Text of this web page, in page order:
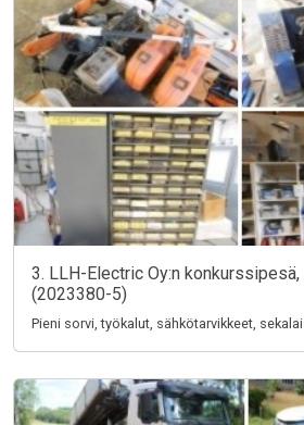
3. LLH-Electric Oy:n konkurssipesä,
(2023380-5)
Pieni sorvi, työkalut, sähkötarvikkeet,